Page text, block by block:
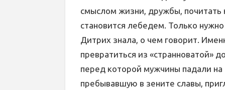
смыслом жизни, дружбы, почитать
становится лебедем. Только
Дитрих знала, о чем говорит.
превратиться из «странноватой»
перед которой мужчины падали
пребывавшую в зените славы,